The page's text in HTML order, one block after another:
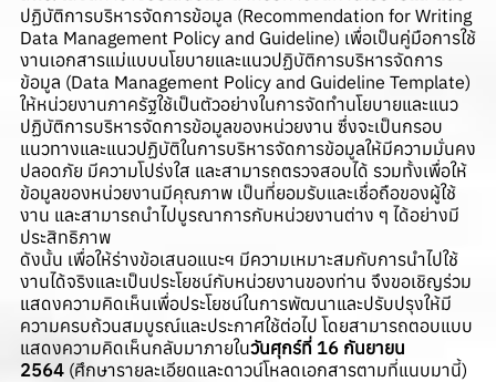
ปฏิบัติการบริหารจัดการข้อมูล (Recommendation for Writing
Data Management Policy and Guideline) เพื่อเป็นคู่มือการใช้
งานเอกสารแม่แบบนโยบายและแนวปฏิบัติการบริหารจัดการ
ข้อมูล (Data Management Policy and Guideline Template)
ให้หน่วยงานภาครัฐใช้เป็นตัวอย่างในการจัดทำนโยบายและแนว
ปฏิบัติการบริหารจัดการข้อมูลของหน่วยงาน ซึ่งจะเป็นกรอบ
แนวทางและแนวปฏิบัติในการบริหารจัดการข้อมูลให้มีความมั่นคง
ปลอดภัย มีความโปร่งใส และสามารถตรวจสอบได้ รวมทั้งเพื่อให้
ข้อมูลของหน่วยงานมีคุณภาพ เป็นที่ยอมรับและเชื่อถือของผู้ใช้
งาน และสามารถนำไปบูรณาการกับหน่วยงานต่าง ๆ ได้อย่างมี
ประสิทธิภาพ
ดังนั้น เพื่อให้ร่างข้อเสนอแนะฯ มีความเหมาะสมกับการนําไปใช้
งานได้จริงและเป็นประโยชน์กับหน่วยงานของท่าน จึงขอเชิญร่วม
แสดงความคิดเห็นเพื่อประโยชน์ในการพัฒนาและปรับปรุงให้มี
ความครบถ้วนสมบูรณ์และประกาศใช้ต่อไป โดยสามารถตอบแบบ
แสดงความคิดเห็นกลับมาภายในวันศุกร์ที่ 16 กันยายน
2564 (ศึกษารายละเอียดและดาวน์โหลดเอกสารตามที่แนบมานี้)